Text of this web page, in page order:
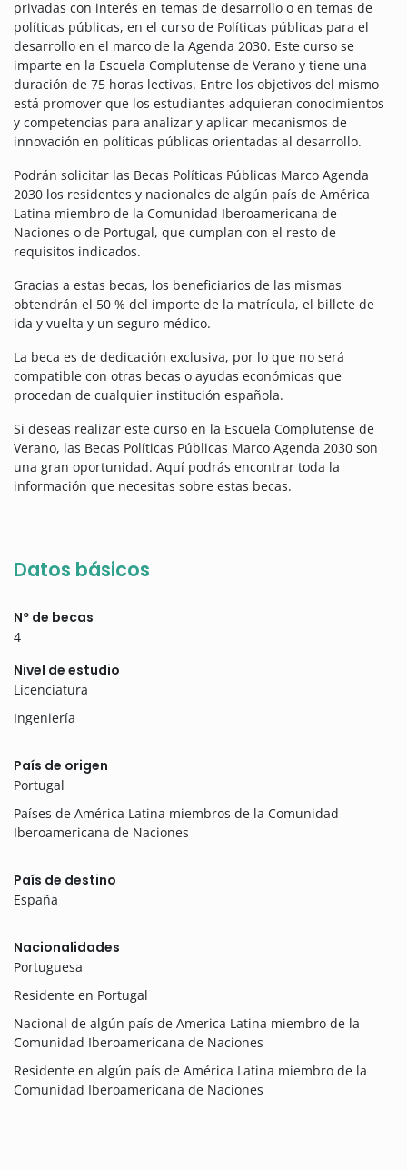
privadas con interés en temas de desarrollo o en temas de
políticas públicas, en el curso de Políticas públicas para el
desarrollo en el marco de la Agenda 2030. Este curso se
imparte en la Escuela Complutense de Verano y tiene una
duración de 75 horas lectivas. Entre los objetivos del mismo
está promover que los estudiantes adquieran conocimientos
y competencias para analizar y aplicar mecanismos de
innovación en políticas públicas orientadas al desarrollo.
Podrán solicitar las Becas Políticas Públicas Marco Agenda
2030 los residentes y nacionales de algún país de América
Latina miembro de la Comunidad Iberoamericana de
Naciones o de Portugal, que cumplan con el resto de
requisitos indicados.
Gracias a estas becas, los beneficiarios de las mismas
obtendrán el 50 % del importe de la matrícula, el billete de
ida y vuelta y un seguro médico.
La beca es de dedicación exclusiva, por lo que no será
compatible con otras becas o ayudas económicas que
procedan de cualquier institución española.
Si deseas realizar este curso en la Escuela Complutense de
Verano, las Becas Políticas Públicas Marco Agenda 2030 son
una gran oportunidad. Aquí podrás encontrar toda la
información que necesitas sobre estas becas.
Datos básicos
Nº de becas
4
Nivel de estudio
Licenciatura
Ingeniería
País de origen
Portugal
Países de América Latina miembros de la Comunidad
Iberoamericana de Naciones
País de destino
España
Nacionalidades
Portuguesa
Residente en Portugal
Nacional de algún país de America Latina miembro de la
Comunidad Iberoamericana de Naciones
Residente en algún país de América Latina miembro de la
Comunidad Iberoamericana de Naciones